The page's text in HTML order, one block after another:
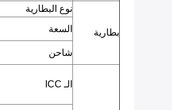
بطارية
نوع البطارية
السعة
شاحن
الـ ICC